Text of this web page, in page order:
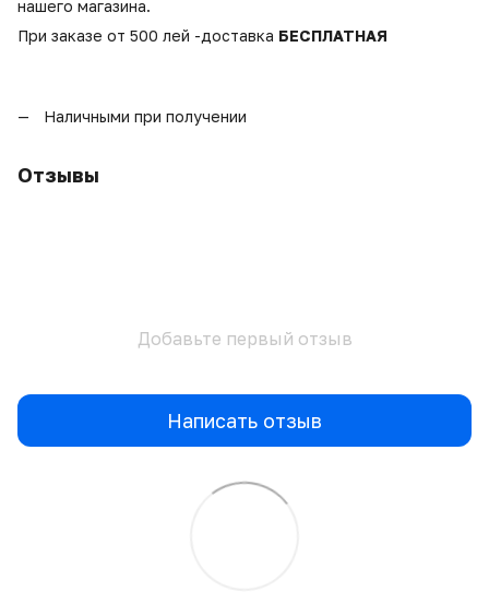
нашего магазина.
При заказе от 500 лей -доставка БЕСПЛАТНАЯ
Наличными при получении
Отзывы
Добавьте первый отзыв
Написать отзыв